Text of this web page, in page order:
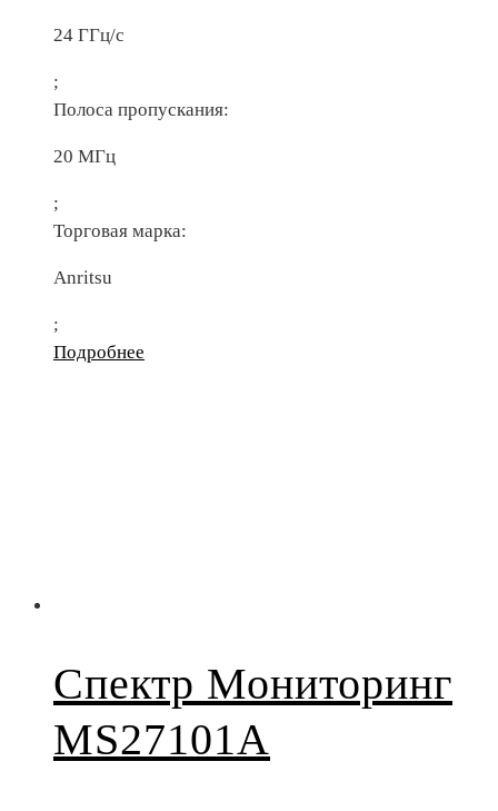
24 ГГц/с
;
Полоса пропускания:
20 МГц
;
Торговая марка:
Anritsu
;
Подробнее
Спектр Мониторинг
MS27101A